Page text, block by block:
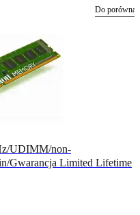
Do
UDIMM/non-
Gwarancja Limited Lifetime